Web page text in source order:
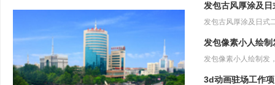
发包古风厚涂及日
发包像素小人绘制
3d动画驻场工作